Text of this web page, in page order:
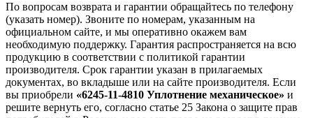
По вопросам возврата и гарантии обращайтесь по телефону
(указать номер). Звоните по номерам, указанным на
официальном сайте, и мы оперативно окажем вам
необходимую поддержку. Гарантия распространяется на всю
продукцию в соответствии с политикой гарантии
производителя. Срок гарантии указан в прилагаемых
документах, во вкладыше или на сайте производителя. Если
вы приобрели «6245-11-4810 Уплотнение механическое» и
решите вернуть его, согласно статье 25 Закона о защите прав